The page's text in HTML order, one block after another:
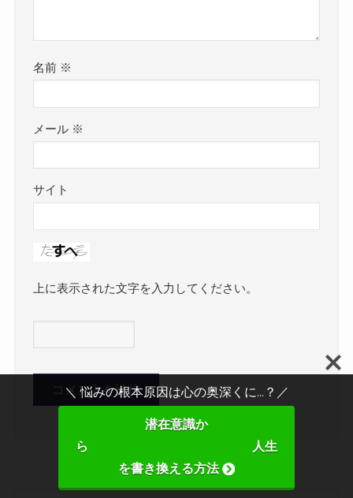
名前 ※
メール ※
サイト
上に表示された文字を入力してください。
＼ 悩みの根本原因は心の奥深くに...？／
潜在意識か
ら 人生
を書き換える方法